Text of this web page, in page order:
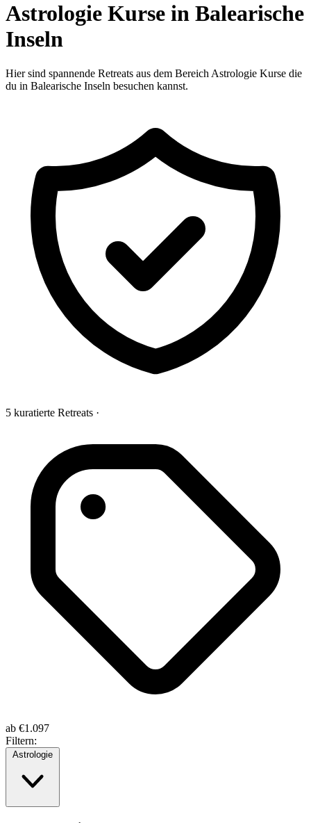
Astrologie Kurse in Balearische
Inseln
Hier sind spannende Retreats aus dem Bereich Astrologie Kurse die
du in Balearische Inseln besuchen kannst.
5 kuratierte Retreats ·
ab €1.097
Filtern:
Astrologie